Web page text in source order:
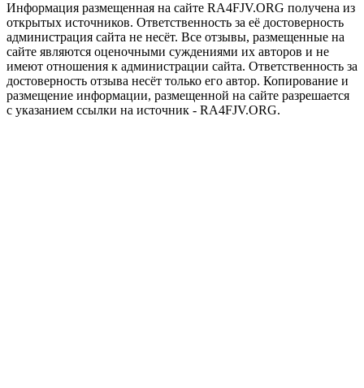
Информация размещенная на сайте RA4FJV.ORG получена из
открытых источников. Ответственность за её достоверность
администрация сайта не несёт. Все отзывы, размещенные на
сайте являются оценочными суждениями их авторов и не
имеют отношения к администрации сайта. Ответственность за
достоверность отзыва несёт только его автор. Копирование и
размещение информации, размещенной на сайте разрешается
с указанием ссылки на источник - RA4FJV.ORG.